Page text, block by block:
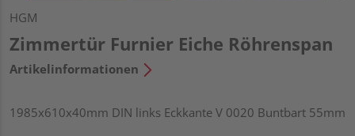
HGM
Zimmertür Furnier Eiche Röhrenspan
Artikelinformationen
1985x610x40mm DIN links Eckkante V 0020 Buntbart 55mm